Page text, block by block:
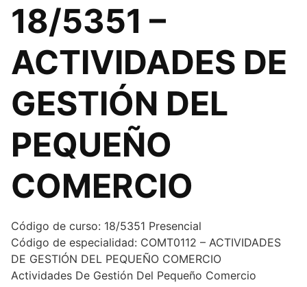
18/5351 –
ACTIVIDADES DE
GESTIÓN DEL
PEQUEÑO
COMERCIO
Código de curso: 18/5351 Presencial
Código de especialidad: COMT0112 – ACTIVIDADES
DE GESTIÓN DEL PEQUEÑO COMERCIO
Actividades De Gestión Del Pequeño Comercio